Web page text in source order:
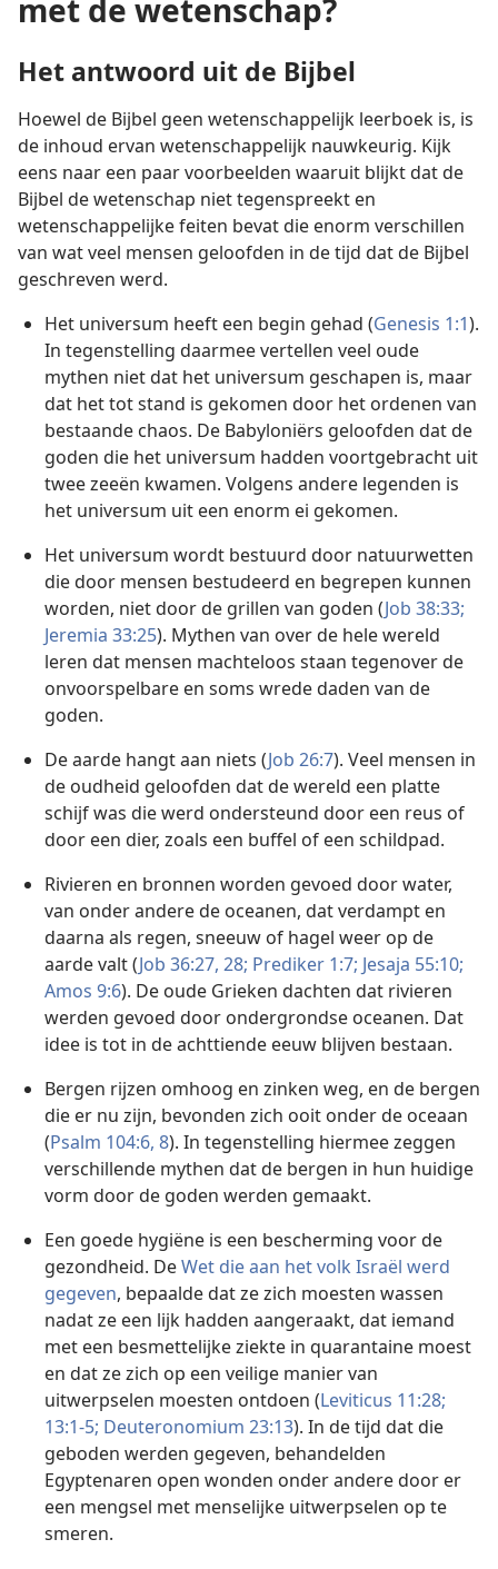
met de wetenschap?
Het antwoord uit de Bijbel
Hoewel de Bijbel geen wetenschappelijk leerboek is, is
de inhoud ervan wetenschappelijk nauwkeurig. Kijk
eens naar een paar voorbeelden waaruit blijkt dat de
Bijbel de wetenschap niet tegenspreekt en
wetenschappelijke feiten bevat die enorm verschillen
van wat veel mensen geloofden in de tijd dat de Bijbel
geschreven werd.
Het universum heeft een begin gehad (Genesis 1:1).
In tegenstelling daarmee vertellen veel oude
mythen niet dat het universum geschapen is, maar
dat het tot stand is gekomen door het ordenen van
bestaande chaos. De Babyloniërs geloofden dat de
goden die het universum hadden voortgebracht uit
twee zeeën kwamen. Volgens andere legenden is
het universum uit een enorm ei gekomen.
Het universum wordt bestuurd door natuurwetten
die door mensen bestudeerd en begrepen kunnen
worden, niet door de grillen van goden (Job 38:33;
Jeremia 33:25). Mythen van over de hele wereld
leren dat mensen machteloos staan tegenover de
onvoorspelbare en soms wrede daden van de
goden.
De aarde hangt aan niets (Job 26:7). Veel mensen in
de oudheid geloofden dat de wereld een platte
schijf was die werd ondersteund door een reus of
door een dier, zoals een buffel of een schildpad.
Rivieren en bronnen worden gevoed door water,
van onder andere de oceanen, dat verdampt en
daarna als regen, sneeuw of hagel weer op de
aarde valt (Job 36:27, 28; Prediker 1:7; Jesaja 55:10;
Amos 9:6). De oude Grieken dachten dat rivieren
werden gevoed door ondergrondse oceanen. Dat
idee is tot in de achttiende eeuw blijven bestaan.
Bergen rijzen omhoog en zinken weg, en de bergen
die er nu zijn, bevonden zich ooit onder de oceaan
(Psalm 104:6, 8). In tegenstelling hiermee zeggen
verschillende mythen dat de bergen in hun huidige
vorm door de goden werden gemaakt.
Een goede hygiëne is een bescherming voor de
gezondheid. DeWet die aan het volk Israël werd
gegeven, bepaalde dat ze zich moesten wassen
nadat ze een lijk hadden aangeraakt, dat iemand
met een besmettelijke ziekte in quarantaine moest
en dat ze zich op een veilige manier van
uitwerpselen moesten ontdoen (Leviticus 11:28;
13:1-5; Deuteronomium 23:13). In de tijd dat die
geboden werden gegeven, behandelden
Egyptenaren open wonden onder andere door er
een mengsel met menselijke uitwerpselen op te
smeren.